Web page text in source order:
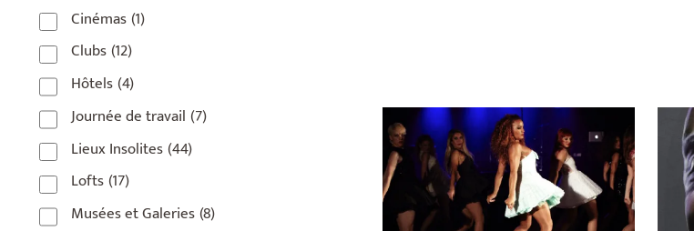
Cinémas(1)
Clubs(12)
Hôtels(4)
Journée de travail (7)
Lieux Insolites(44)
Lofts(17)
Musées et Galeries(8)